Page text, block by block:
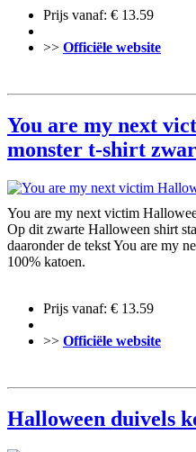
Prijs vanaf: € 13.59
>> Officiële website
You are my next
monster t-shirt
You are my next victim
Op dit zwarte Halloween shirt
daaronder de tekst You are my
100% katoen.
Prijs vanaf: € 13.59
>> Officiële website
Halloween duivels